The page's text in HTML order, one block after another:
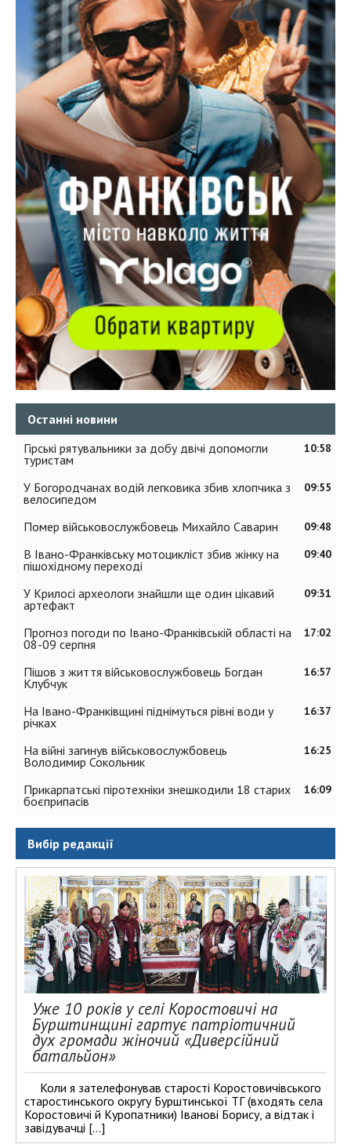
Останні новини
10:58
Гірські рятувальники за добу двічі допомогли
туристам
09:55
У Богородчанах водій легковика збив хлопчика з
велосипедом
09:48
Помер військовослужбовець Михайло Саварин
09:40
В Івано-Франківську мотоцикліст збив жінку на
пішохідному переході
09:31
У Крилосі археологи знайшли ще один цікавий
артефакт
17:02
Прогноз погоди по Івано-Франківській області на
08-09 серпня
16:57
Пішов з життя військовослужбовець Богдан
Клубчук
16:37
На Івано-Франківщині піднімуться рівні води у
річках
16:25
На війні загинув військовослужбовець
Володимир Сокольник
16:09
Прикарпатські піротехніки знешкодили 18 старих
боєприпасів
Вибір редакції
Уже 10 років у селі Коростовичі на
Бурштинщині гартує патріотичний
дух громади жіночий «Диверсійний
батальйон»
Коли я зателефонував старості Коростовичівського
старостинського округу Бурштинської ТГ (входять села
Коростовичі й Куропатники) Іванові Борису, а відтак і
завідувачці […]